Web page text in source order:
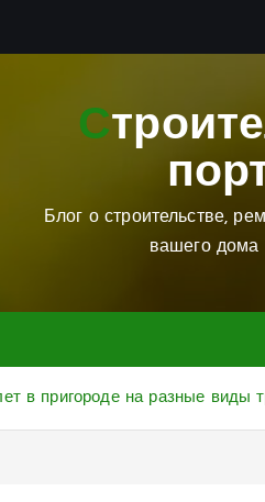
Строительный
Блог о строительстве,
вашего дома
в пригороде на разные виды